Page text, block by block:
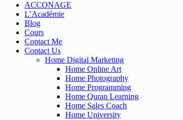
ACCONAGE
L’Académie
Blog
Cours
Contact Me
Contact Us
Home Digital Marketing
Home Online Art
Home Photography
Home Programming
Home Quran Learning
Home Sales Coach
Home University